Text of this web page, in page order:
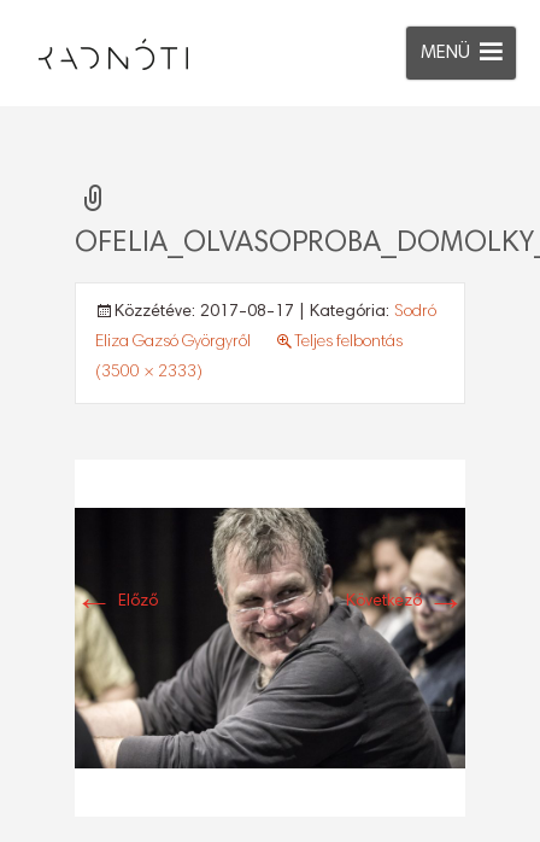
MENÜ
Közzétéve: 2017-08-17 | Kategória: Sodró
Eliza Gazsó Györgyről
Teljes felbontás
(3500 × 2333)
← Előző Következő→